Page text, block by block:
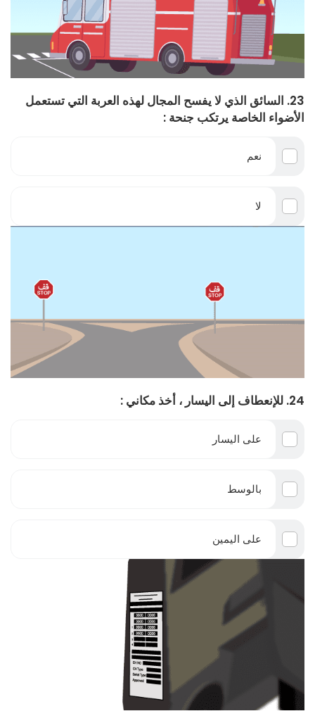
23. السائق الذي لا يفسح المجال لهذه العربة التي تستعمل
الأضواء الخاصة يرتكب جنحة :
نعم
لا
24. للإنعطاف إلى اليسار ، أخذ مكاني :
على اليسار
بالوسط
على اليمين